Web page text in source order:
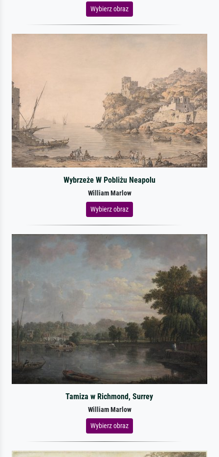
Wybierz obraz
Wybrzeże W Pobliżu Neapolu
William Marlow
Wybierz obraz
Tamiza w Richmond, Surrey
William Marlow
Wybierz obraz